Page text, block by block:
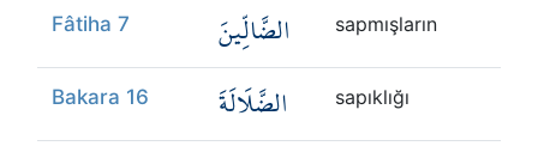
Fâtiha 7 الضَّالِّينَ sapmışların
Bakara 16 الضَّلَالَةَ sapıklığı